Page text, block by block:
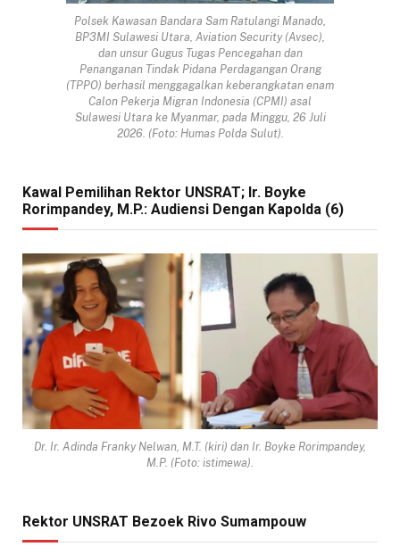
Polsek Kawasan Bandara Sam Ratulangi Manado,
BP3MI Sulawesi Utara, Aviation Security (Avsec),
dan unsur Gugus Tugas Pencegahan dan
Penanganan Tindak Pidana Perdagangan Orang
(TPPO) berhasil menggagalkan keberangkatan enam
Calon Pekerja Migran Indonesia (CPMI) asal
Sulawesi Utara ke Myanmar, pada Minggu, 26 Juli
2026. (Foto: Humas Polda Sulut).
Kawal Pemilihan Rektor UNSRAT; Ir. Boyke
Rorimpandey, M.P.: Audiensi Dengan Kapolda (6)
Dr. Ir. Adinda Franky Nelwan, M.T. (kiri) dan Ir. Boyke Rorimpandey,
M.P. (Foto: istimewa).
Rektor UNSRAT Bezoek Rivo Sumampouw